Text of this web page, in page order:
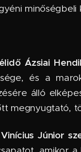
minőségbeli
Ázsiai
és a
álló
megnyugtató,
Vinícius Júnior